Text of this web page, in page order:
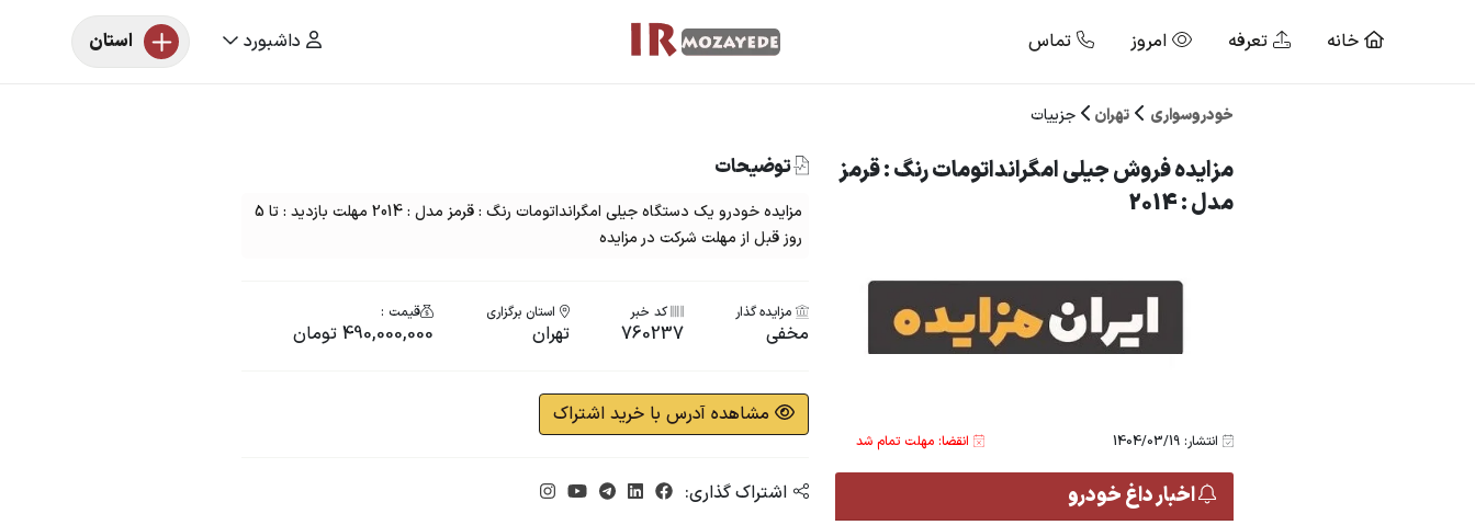
خانه تعرفه امروز تماس داشبورد استان
خودروسواری تهران جزییات
مزایده فروش جیلی امگرانداتومات رنگ : قرمز
مدل : 2014
انتشار: 1404/03/19 انقضا: مهلت تمام شد
اخبار داغ خودرو
توضیحات
مزایده خودرو یک دستگاه جیلی امگرانداتومات رنگ : قرمز مدل : 2014 مهلت بازدید : تا 5
روز قبل از مهلت شرکت در مزایده
مزایده گذار
مخفی
کد خبر
760237
استان برگزاری
تهران
قیمت :
490,000,000 تومان
مشاهده آدرس با خرید اشتراک
اشتراک گذاری: